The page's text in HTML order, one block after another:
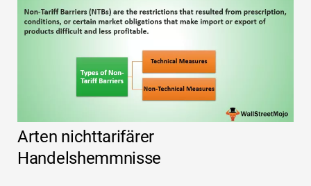
Arten nichttarifärer
Handelshemmnisse